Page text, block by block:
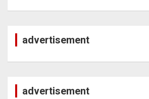
advertisement
advertisement